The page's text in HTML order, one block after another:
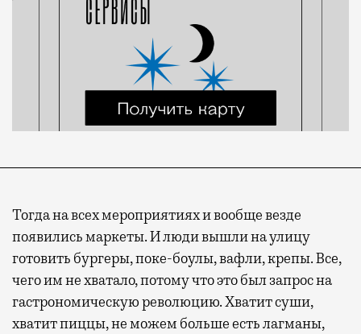
Тогда на всех мероприятиях и вообще везде
появились маркеты. И люди вышли на улицу
готовить бургеры, поке-боулы, вафли, крепы. Все,
чего им не хватало, потому что это был запрос на
гастрономическую революцию. Хватит суши,
хватит пиццы, не можем больше есть лагманы,